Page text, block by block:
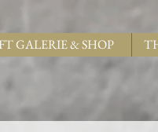
GALERIE & SHOP